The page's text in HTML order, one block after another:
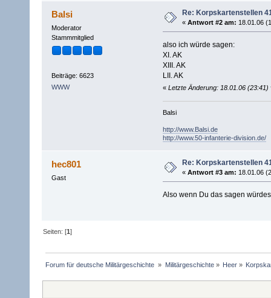
Balsi
Moderator
Stammmitglied
Beiträge: 6623
WWW
Re: Korpskartenstellen
« Antwort #2 am: 18.01.06
also ich würde sagen:
XI. AK
XIII. AK
LII. AK
« Letzte Änderung: 18.01.06 (23:41)
Balsi
http://www.Balsi.de
http://www.50-infanterie-division.de/
hec801
Gast
Re: Korpskartenstellen
« Antwort #3 am: 18.01.06
Also wenn Du das sagen
Seiten: [1]
Forum für deutsche Militärgeschichte » Militärgeschichte» Heer»